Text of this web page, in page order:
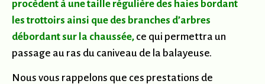
procèdent à une taille régulière des haies bordant
les trottoirs ainsi que des branches d’arbres
débordant sur la chaussée, ce qui permettra un
passage au ras du caniveau de la balayeuse.
Nous vous rappelons que ces prestations de